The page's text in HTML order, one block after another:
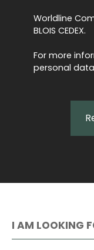
Worldline
BLOIS CEDEX.
For more
personal
I AM LOOKING